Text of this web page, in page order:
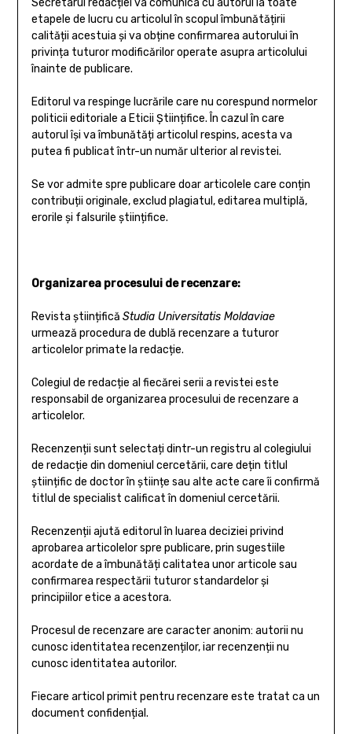
Secretarul redacției va comunica cu autorul la toate
etapele de lucru cu articolul în scopul îmbunătățirii
calității acestuia și va obține confirmarea autorului în
privința tuturor modificărilor operate asupra articolului
înainte de publicare.
Editorul va respinge lucrările care nu corespund normelor
politicii editoriale a Eticii Științifice. În cazul în care
autorul își va îmbunătăți articolul respins, acesta va
putea fi publicat într-un număr ulterior al revistei.
Se vor admite spre publicare doar articolele care conțin
contribuții originale, exclud plagiatul, editarea multiplă,
erorile și falsurile științifice.
Organizarea procesului de recenzare:
Revista științifică Studia Universitatis Moldaviae
urmează procedura de dublă recenzare a tuturor
articolelor primate la redacție.
Colegiul de redacție al fiecărei serii a revistei este
responsabil de organizarea procesului de recenzare a
articolelor.
Recenzenții sunt selectați dintr-un registru al colegiului
de redacție din domeniul cercetării, care dețin titlul
științific de doctor în științe sau alte acte care îi confirmă
titlul de specialist calificat în domeniul cercetării.
Recenzenții ajută editorul în luarea deciziei privind
aprobarea articolelor spre publicare, prin sugestiile
acordate de a îmbunătăți calitatea unor articole sau
confirmarea respectării tuturor standardelor și
principiilor etice a acestora.
Procesul de recenzare are caracter anonim: autorii nu
cunosc identitatea recenzenților, iar recenzenții nu
cunosc identitatea autorilor.
Fiecare articol primit pentru recenzare este tratat ca un
document confidențial.